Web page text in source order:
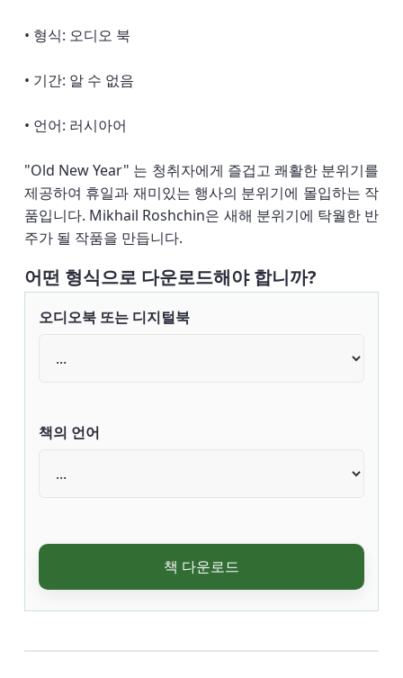
• 형식: 오디오 북
• 기간: 알 수 없음
• 언어: 러시아어
"Old New Year" 는 청취자에게 즐겁고 쾌활한 분위기를
제공하여 휴일과 재미있는 행사의 분위기에 몰입하는 작
품입니다. Mikhail Roshchin은 새해 분위기에 탁월한 반
주가 될 작품을 만듭니다.
어떤 형식으로 다운로드해야 합니까?
오디오북 또는 디지털북
책의 언어
책 다운로드